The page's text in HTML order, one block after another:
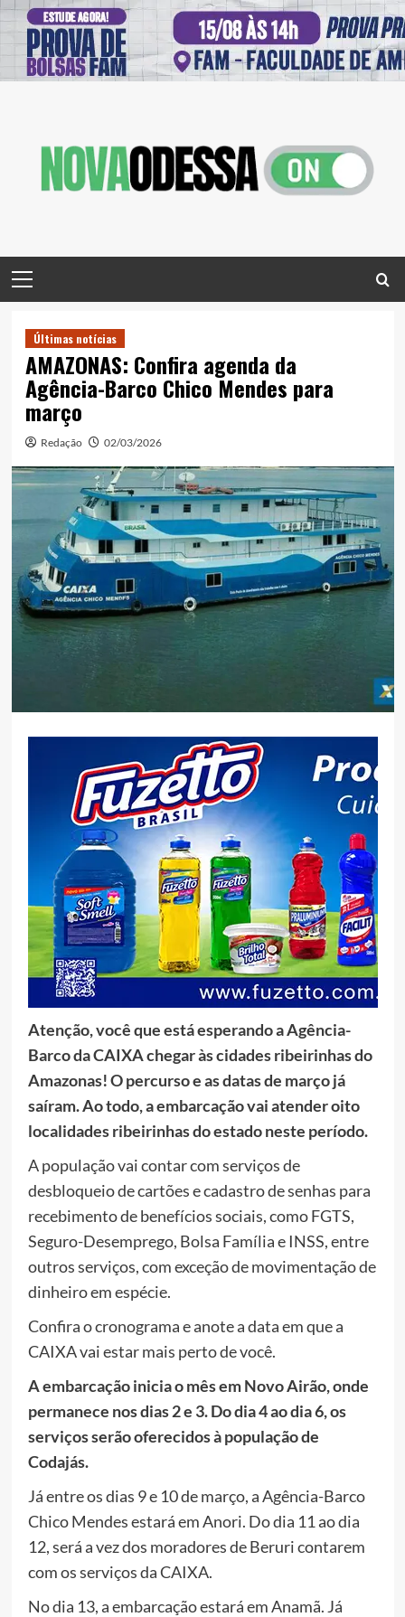
Menu
Últimas notícias
AMAZONAS: Confira agenda da
Agência-Barco Chico Mendes para
março
Redação 02/03/2026
Atenção, você que está esperando a Agência-
Barco da CAIXA chegar às cidades ribeirinhas do
Amazonas! O percurso e as datas de março já
saíram. Ao todo, a embarcação vai atender oito
localidades ribeirinhas do estado neste período.
A população vai contar com serviços de
desbloqueio de cartões e cadastro de senhas para
recebimento de benefícios sociais, como FGTS,
Seguro-Desemprego, Bolsa Família e INSS, entre
outros serviços, com exceção de movimentação de
dinheiro em espécie.
Confira o cronograma e anote a data em que a
CAIXA vai estar mais perto de você.
A embarcação inicia o mês em Novo Airão, onde
permanece nos dias 2 e 3. Do dia 4 ao dia 6, os
serviços serão oferecidos à população de
Codajás.
Já entre os dias 9 e 10 de março, a Agência-Barco
Chico Mendes estará em Anori. Do dia 11 ao dia
12, será a vez dos moradores de Beruri contarem
com os serviços da CAIXA.
No dia 13, a embarcação estará em Anamã. Já